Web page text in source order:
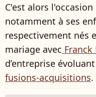
C'est alors
notamment à ses
respectivement nés
mariage avec Franck
d’entreprise
fusions-acquisitions